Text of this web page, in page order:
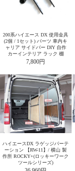
200系ハイエース DX 使用金具
(2個 / 1セット) パーツ 車内キ
ャリア サイドバー DIY 自作
カーインテリア ラック 棚
7,800円
ハイエースDX ラゲッジパーテ
ーション 【RW-11】/ 横山 製
作所 ROCKY+(ロッキーワーク
ツールシリーズ)